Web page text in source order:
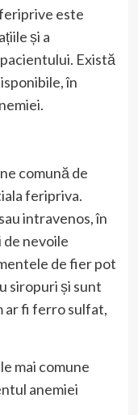
este
și a
Există
în
comună de
feripriva.
intravenos, în
nevoile
de fier pot
siropuri și sunt
ar fi ferro sulfat,
mai comune
anemiei